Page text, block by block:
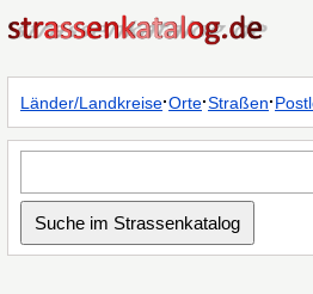
Länder/Landkreise·Orte·Straßen·